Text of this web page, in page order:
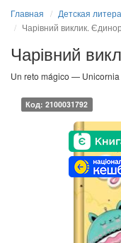
Главная Детская
Чарівний виклик.
Чарівний
Un reto mágico — Unicornia
Код: 2100031792